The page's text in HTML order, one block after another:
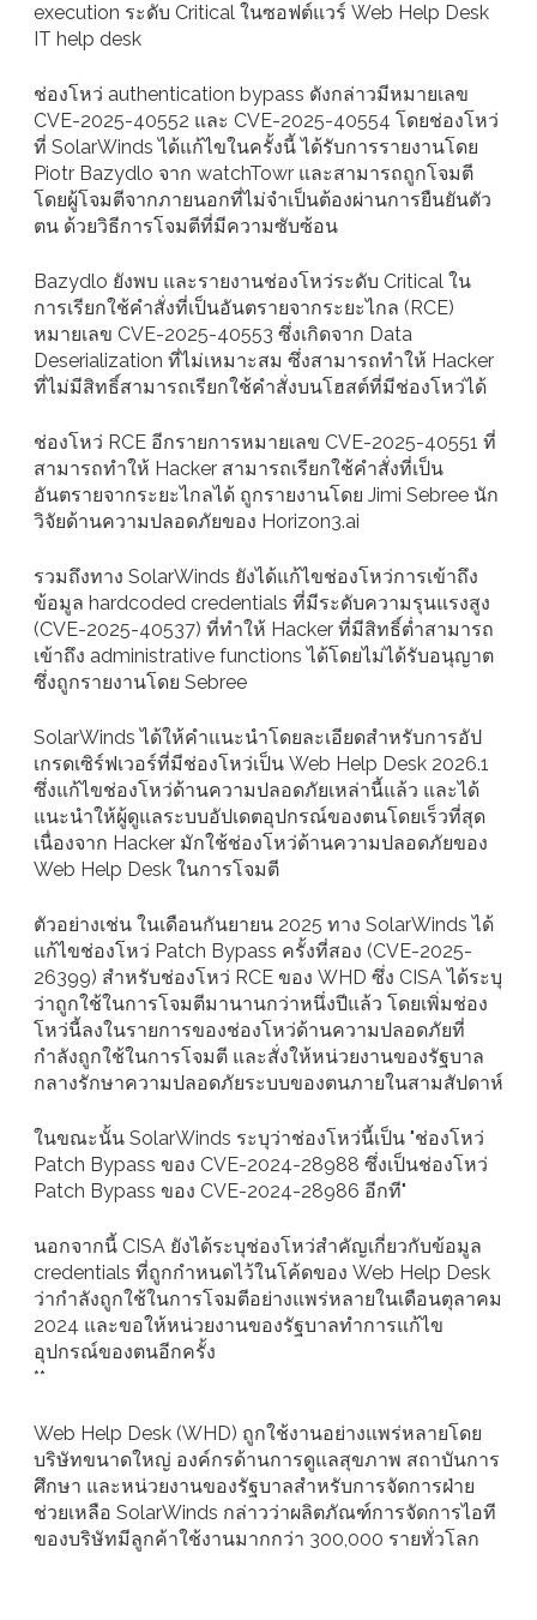
execution ระดับ Critical ในซอฟต์แวร์ Web Help Desk
IT help desk
ช่องโหว่ authentication bypass ดังกล่าวมีหมายเลข
CVE-2025-40552 และ CVE-2025-40554 โดยช่องโหว่
ที่ SolarWinds ได้แก้ไขในครั้งนี้ ได้รับการรายงานโดย
Piotr Bazydlo จาก watchTowr และสามารถถูกโจมตี
โดยผู้โจมตีจากภายนอกที่ไม่จำเป็นต้องผ่านการยืนยันตัว
ตน ด้วยวิธีการโจมตีที่มีความซับซ้อน
Bazydlo ยังพบ และรายงานช่องโหว่ระดับ Critical ใน
การเรียกใช้คำสั่งที่เป็นอันตรายจากระยะไกล (RCE)
หมายเลข CVE-2025-40553 ซึ่งเกิดจาก Data
Deserialization ที่ไม่เหมาะสม ซึ่งสามารถทำให้ Hacker
ที่ไม่มีสิทธิ์สามารถเรียกใช้คำสั่งบนโฮสต์ที่มีช่องโหว่ได้
ช่องโหว่ RCE อีกรายการหมายเลข CVE-2025-40551 ที่
สามารถทำให้ Hacker สามารถเรียกใช้คำสั่งที่เป็น
อันตรายจากระยะไกลได้ ถูกรายงานโดย Jimi Sebree นัก
วิจัยด้านความปลอดภัยของ Horizon3.ai
รวมถึงทาง SolarWinds ยังได้แก้ไขช่องโหว่การเข้าถึง
ข้อมูล hardcoded credentials ที่มีระดับความรุนแรงสูง
(CVE-2025-40537) ที่ทำให้ Hacker ที่มีสิทธิ์ต่ำสามารถ
เข้าถึง administrative functions ได้โดยไม่ได้รับอนุญาต
ซึ่งถูกรายงานโดย Sebree
SolarWinds ได้ให้คำแนะนำโดยละเอียดสำหรับการอัป
เกรดเซิร์ฟเวอร์ที่มีช่องโหว่เป็น Web Help Desk 2026.1
ซึ่งแก้ไขช่องโหว่ด้านความปลอดภัยเหล่านี้แล้ว และได้
แนะนำให้ผู้ดูแลระบบอัปเดตอุปกรณ์ของตนโดยเร็วที่สุด
เนื่องจาก Hacker มักใช้ช่องโหว่ด้านความปลอดภัยของ
Web Help Desk ในการโจมตี
ตัวอย่างเช่น ในเดือนกันยายน 2025 ทาง SolarWinds ได้
แก้ไขช่องโหว่ Patch Bypass ครั้งที่สอง (CVE-2025-
26399) สำหรับช่องโหว่ RCE ของ WHD ซึ่ง CISA ได้ระบุ
ว่าถูกใช้ในการโจมตีมานานกว่าหนึ่งปีแล้ว โดยเพิ่มช่อง
โหว่นี้ลงในรายการของช่องโหว่ด้านความปลอดภัยที่
กำลังถูกใช้ในการโจมตี และสั่งให้หน่วยงานของรัฐบาล
กลางรักษาความปลอดภัยระบบของตนภายในสามสัปดาห์
ในขณะนั้น SolarWinds ระบุว่าช่องโหว่นี้เป็น "ช่องโหว่
Patch Bypass ของ CVE-2024-28988 ซึ่งเป็นช่องโหว่
Patch Bypass ของ CVE-2024-28986 อีกที"
นอกจากนี้ CISA ยังได้ระบุช่องโหว่สำคัญเกี่ยวกับข้อมูล
credentials ที่ถูกกำหนดไว้ในโค้ดของ Web Help Desk
ว่ากำลังถูกใช้ในการโจมตีอย่างแพร่หลายในเดือนตุลาคม
2024 และขอให้หน่วยงานของรัฐบาลทำการแก้ไข
อุปกรณ์ของตนอีกครั้ง
**
Web Help Desk (WHD) ถูกใช้งานอย่างแพร่หลายโดย
บริษัทขนาดใหญ่ องค์กรด้านการดูแลสุขภาพ สถาบันการ
ศึกษา และหน่วยงานของรัฐบาลสำหรับการจัดการฝ่าย
ช่วยเหลือ SolarWinds กล่าวว่าผลิตภัณฑ์การจัดการไอที
ของบริษัทมีลูกค้าใช้งานมากกว่า 300,000 รายทั่วโลก